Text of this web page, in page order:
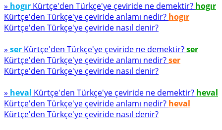
» hogır Kürtçe'den Türkçe'ye çeviride ne demektir? hogır
Kürtçe'den Türkçe'ye çeviride anlamı nedir? hogır
Kürtçe'den Türkçe'ye çeviride nasıl denir?
» ser Kürtçe'den Türkçe'ye çeviride ne demektir?ser
Kürtçe'den Türkçe'ye çeviride anlamı nedir?ser
Kürtçe'den Türkçe'ye çeviride nasıl denir?
» heval Kürtçe'den Türkçe'ye çeviride ne demektir? heval
Kürtçe'den Türkçe'ye çeviride anlamı nedir? heval
Kürtçe'den Türkçe'ye çeviride nasıl denir?